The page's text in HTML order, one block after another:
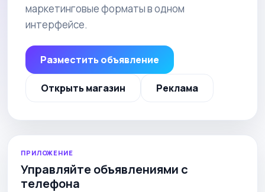
маркетинговые форматы в одном
интерфейсе.
Разместить объявление
Открыть магазин Реклама
ПРИЛОЖЕНИЕ
Управляйте объявлениями с
телефона